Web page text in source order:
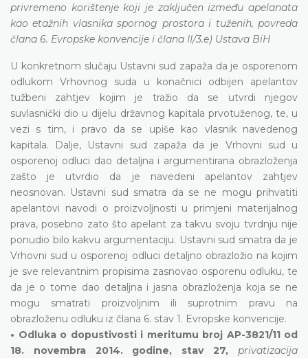
privremeno korištenje koji je zaključen između apelanata
kao etažnih vlasnika spornog prostora i tuženih, povreda
člana 6. Evropske konvencije i člana II/3.e) Ustava BiH
U konkretnom slučaju Ustavni sud zapaža da je osporenom
odlukom Vrhovnog suda u konačnici odbijen apelantov
tužbeni zahtjev kojim je tražio da se utvrdi njegov
suvlasnički dio u dijelu državnog kapitala prvotuženog, te, u
vezi s tim, i pravo da se upiše kao vlasnik navedenog
kapitala. Dalje, Ustavni sud zapaža da je Vrhovni sud u
osporenoj odluci dao detaljna i argumentirana obrazloženja
zašto je utvrdio da je navedeni apelantov zahtjev
neosnovan. Ustavni sud smatra da se ne mogu prihvatiti
apelantovi navodi o proizvoljnosti u primjeni materijalnog
prava, posebno zato što apelant za takvu svoju tvrdnju nije
ponudio bilo kakvu argumentaciju. Ustavni sud smatra da je
Vrhovni sud u osporenoj odluci detaljno obrazložio na kojim
je sve relevantnim propisima zasnovao osporenu odluku, te
da je o tome dao detaljna i jasna obrazloženja koja se ne
mogu smatrati proizvoljnim ili suprotnim pravu na
obrazloženu odluku iz člana 6. stav 1. Evropske konvencije.
• Odluka o dopustivosti i meritumu broj AP-3821/11 od
18. novembra 2014. godine, stav 27, privatizacija